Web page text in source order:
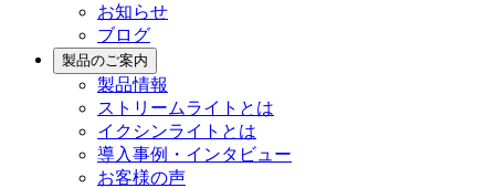
お知らせ
ブログ
製品のご案内
製品情報
ストリームライトとは
イクシンライトとは
導入事例・インタビュー
お客様の声